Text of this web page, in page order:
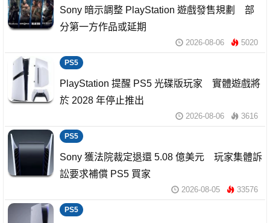
Sony 暗示調整 PlayStation 遊戲發售規劃 部
分第一方作品或延期
2026-08-06 5020
PS5
PlayStation 提醒 PS5 光碟版玩家 實體遊戲將
於 2028 年停止推出
2026-08-06 3616
PS5
Sony 獲法院裁定退還 5.08 億美元 玩家集體訴
訟要求補償 PS5 買家
2026-08-05 33576
PS5